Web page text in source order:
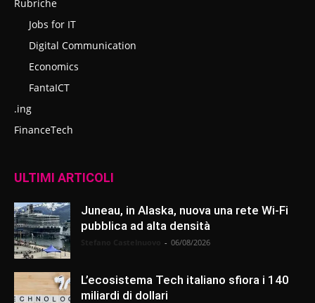
Rubriche
Jobs for IT
Digital Communication
Economics
FantaICT
.ing
FinanceTech
ULTIMI ARTICOLI
Juneau, in Alaska, nuova una rete Wi-Fi
pubblica ad alta densità
- 06/08/2026
L’ecosistema Tech italiano sfiora i 140
miliardi di dollari